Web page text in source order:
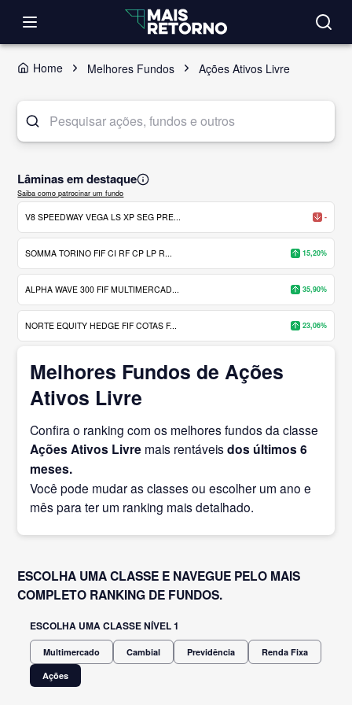
Home Melhores Fundos Ações Ativos Livre
Lâminas em destaque
Saiba como patrocinar um fundo
V8 SPEEDWAY VEGA LS XP SEG PRE... -
SOMMA TORINO FIF CI RF CP LP R... 15,20%
ALPHA WAVE 300 FIF MULTIMERCAD... 35,90%
NORTE EQUITY HEDGE FIF COTAS F... 23,06%
Melhores Fundos de Ações
Ativos Livre
Confira o ranking com os melhores fundos da classe
Ações Ativos Livre mais rentáveisdos últimos 6
meses.
Você pode mudar as classes ou escolher um ano e
mês para ter um ranking mais detalhado.
ESCOLHA UMA CLASSE E NAVEGUE PELO MAIS
COMPLETO RANKING DE FUNDOS.
ESCOLHA UMA CLASSE NÍVEL 1
Multimercado Cambial Previdência
Renda Fixa
Ações